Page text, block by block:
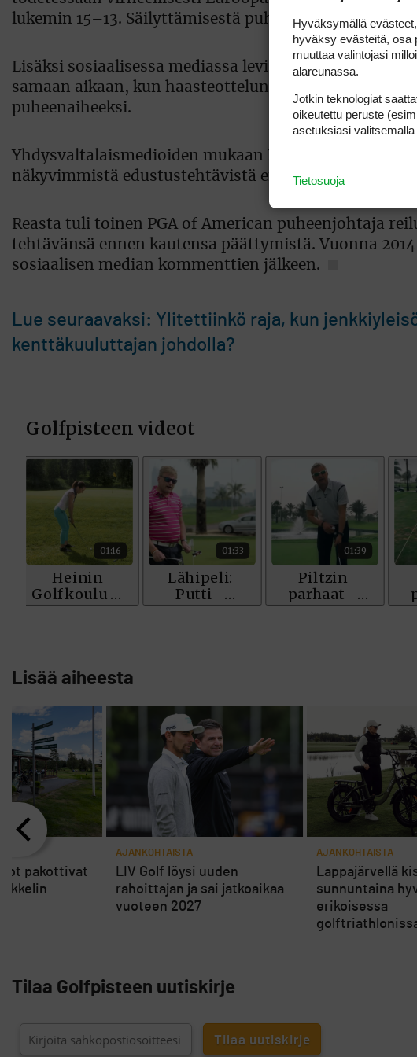
lukemin 15–13. Säilyttämisestä puhutaan, jos
Lisäksi sosiaalisessa mediassa levisi laajasti video,
samaan aikaan, kun haasteottelun
puheenaiheeksi.
Yhdysvaltalaismedioiden mukaan PGA of America oli
näkyvimmistä edustustehtävistä ennen lopullista
Reasta tuli toinen PGA of American puheenjohtaja
tehtävänsä ennen kautensa päättymistä. Vuonna
sosiaalisen median kommenttien jälkeen.
Lue seuraavaksi: Ylitettiinkö raja, kun
kenttäkuuluttajan johdolla?
Lisää aiheesta
AJANKOHTAISTA
Lappajärvellä
sunnuntaina
erikoisessa
pakottivat
AJANKOHTAISTA
LIV Golf löysi uuden
rahoittajan ja sai jatkoaikaa
vuoteen 2027
Tilaa Golfpisteen uutiskirje
Hyväksymällä
hyväksy evästeitä, osa
muuttaa valintojasi
alareunassa.
Jotkin teknologiat
oikeutettu peruste
asetuksiasi valitsemalla
Tietosuoja